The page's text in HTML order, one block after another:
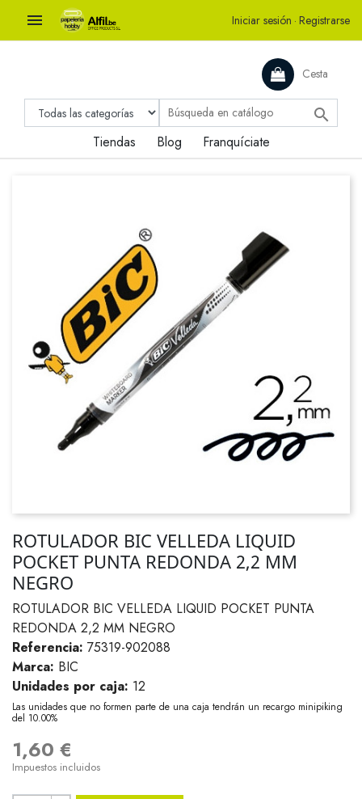
 Iniciar sesión · Registrarse
Cesta

Tiendas Blog Franquíciate
ROTULADOR BIC VELLEDA LIQUID
POCKET PUNTA REDONDA 2,2 MM
NEGRO
ROTULADOR BIC VELLEDA LIQUID POCKET PUNTA
REDONDA 2,2 MM NEGRO
Referencia: 75319-902088
Marca: BIC
Unidades por caja: 12
Las unidades que no formen parte de una caja tendrán un recargo minipiking
del 10.00%
1,60 €
Impuestos incluidos